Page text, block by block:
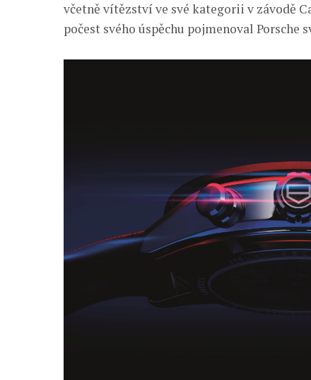
včetně vítězství ve své kategorii v závodě
počest svého úspěchu pojmenoval Porsche